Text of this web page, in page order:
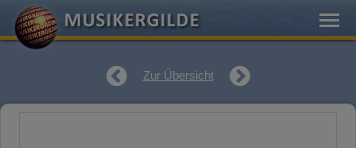
Zur Übersicht